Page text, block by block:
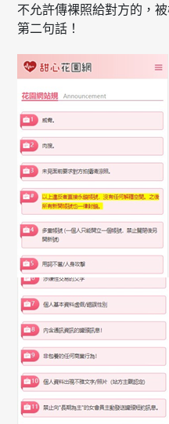
不允許傳裸照給對方的，
第二句話！